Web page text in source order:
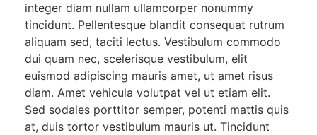
integer diam nullam ullamcorper nonummy
tincidunt. Pellentesque blandit consequat rutrum
aliquam sed, taciti lectus. Vestibulum commodo
dui quam nec, scelerisque vestibulum, elit
euismod adipiscing mauris amet, ut amet risus
diam. Amet vehicula volutpat vel ut etiam elit.
Sed sodales porttitor semper, potenti mattis quis
at, duis tortor vestibulum mauris ut. Tincidunt